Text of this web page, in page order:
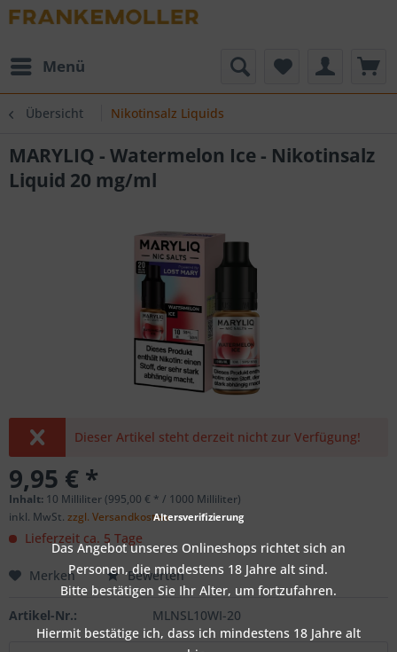
Menü
Übersicht Nikotinsalz Liquids
MARYLIQ - Watermelon Ice - Nikotinsalz
Liquid 20 mg/ml
Dieser Artikel steht derzeit nicht zur Verfügung!
9,95 € *
Inhalt: 10 Milliliter (995,00 € * / 1000 Milliliter)
inkl. MwSt. zzgl. Versandkosten
Lieferzeit ca. 5 Tage
Merken Bewerten
Artikel-Nr.: MLNSL10WI-20
Altersverifizierung
Das Angebot unseres Onlineshops richtet sich an
Personen, die mindestens 18 Jahre alt sind.
Bitte bestätigen Sie Ihr Alter, um fortzufahren.
Hiermit bestätige ich, dass ich mindestens 18 Jahre alt